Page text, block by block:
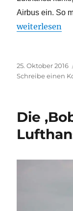
Airbus ein. So
„Bobby´s
weiterlesen
Veröffentlicht
am
25. Oktober 2016
Schreibe einen
Die